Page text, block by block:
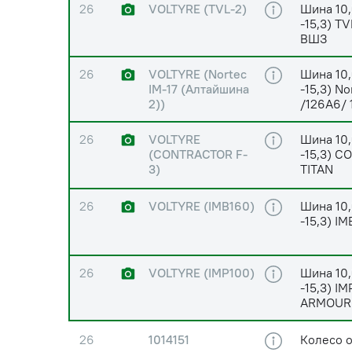
26 VOLTYRE (TVL-2)
Шина
-15,3)
ВШЗ
26
VOLTYRE (Nortec
IM-17 (Алтайшина
2))
Шина
-15,3)
/126A6/
26
VOLTYRE
(CONTRACTOR F-
3)
Шина
-15,3)
TITAN
26 VOLTYRE (IMB160)
Шина
-15,3)
26 VOLTYRE (IMP100)
Шина
-15,3)
ARMOUR
26 1014151 Колесо